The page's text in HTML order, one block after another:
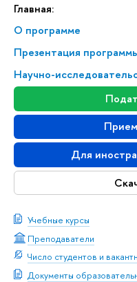
Главная:
О программе
Презентация
Научно-
Для
Учебные курсы
Преподаватели
Число студентов и
Документы